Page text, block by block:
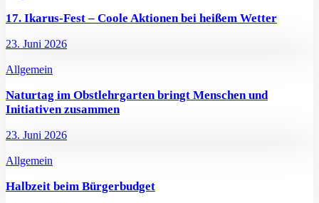
17. Ikarus-Fest – Coole Aktionen bei heißem Wetter
23. Juni 2026
Allgemein
Naturtag im Obstlehrgarten bringt Menschen und
Initiativen zusammen
23. Juni 2026
Allgemein
Halbzeit beim Bürgerbudget